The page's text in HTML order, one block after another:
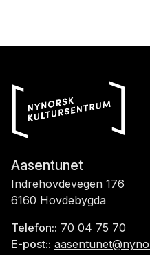
Aasentunet
Indrehovdevegen 176
6160 Hovdebygda
Telefon:: 70 04 75 70
E-post::